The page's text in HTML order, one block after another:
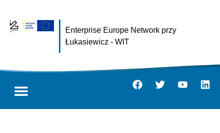
Enterprise Europe Network przy
Łukasiewicz - WIT